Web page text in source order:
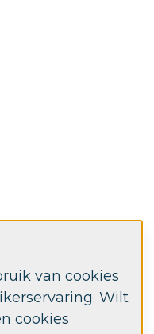
van cookies
Wilt
cookies